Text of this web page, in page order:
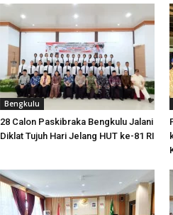
Bengkulu
28 Calon Paskibraka Bengkulu Jalani
Diklat Tujuh Hari Jelang HUT ke-81 RI